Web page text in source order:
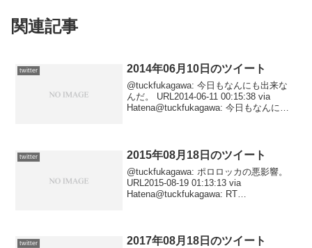
関連記事
twitter 2014年06月10日のツイート
@tuckfukagawa: 今日もなんにも出来な
んだ。 URL2014-06-11 00:15:38 via
Hatena@tuckfukagawa: 今日もなんにも
twitter 2015年08月18日のツイート
@tuckfukagawa: ポロロッカの悪影響。
URL2015-08-19 01:13:13 via
Hatena@tuckfukagawa: RT
twitter 2017年08月18日のツイート